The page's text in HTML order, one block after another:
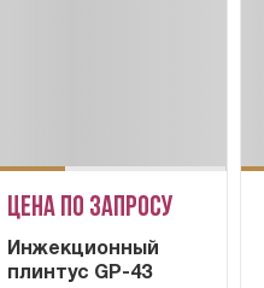
Цена по запросу
Инжекционный
плинтус GP-43